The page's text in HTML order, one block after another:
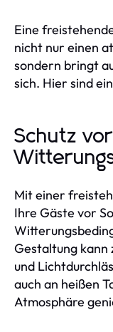
Eine
nicht nur einen
sondern bringt
sich. Hier sind
Schutz vor
Mit einer
Ihre Gäste vor
Gestaltung kann
und
auch an heißen
Atmosphäre